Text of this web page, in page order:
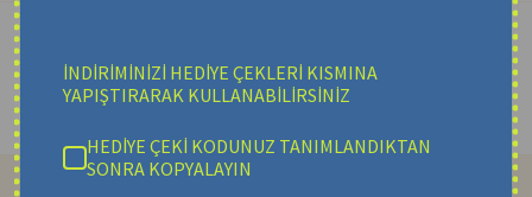
İNDİRİMİNİZİ HEDİYE ÇEKLERİ KISMINA
YAPIŞTIRARAK KULLANABİLİRSİNİZ
HEDİYE ÇEKİ KODUNUZ TANIMLANDIKTAN
SONRA KOPYALAYIN